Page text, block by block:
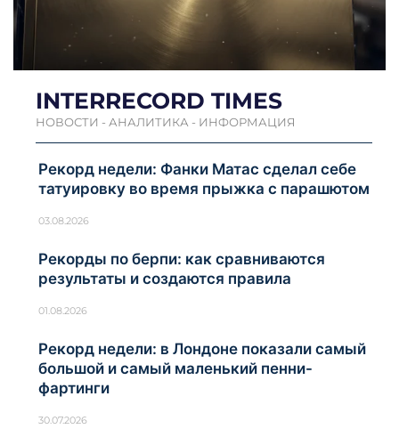
INTERRECORD TIMES
НОВОСТИ - АНАЛИТИКА - ИНФОРМАЦИЯ
Рекорд недели: Фанки Матас сделал себе
татуировку во время прыжка с парашютом
03.08.2026
Рекорды по берпи: как сравниваются
результаты и создаются правила
01.08.2026
Рекорд недели: в Лондоне показали самый
большой и самый маленький пенни-
фартинги
30.07.2026